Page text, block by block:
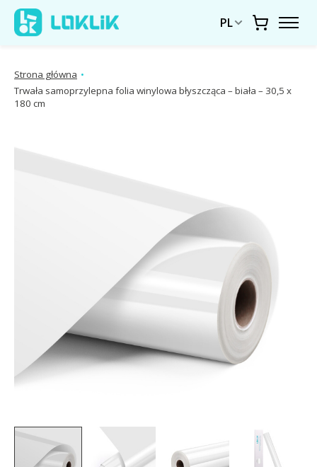
PL Koszyk
Strona główna •
Trwała samoprzylepna folia winylowa błyszcząca – biała – 30,5 x
180 cm